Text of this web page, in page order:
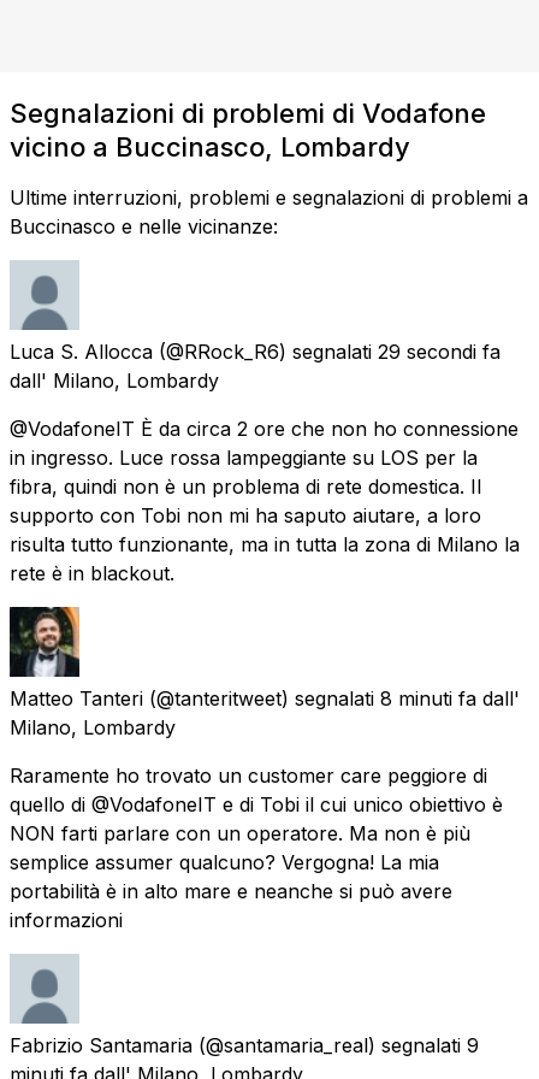
Segnalazioni di problemi di Vodafone
vicino a Buccinasco, Lombardy
Ultime interruzioni, problemi e segnalazioni di problemi a
Buccinasco e nelle vicinanze:
Luca S. Allocca (@RRock_R6) segnalati 29 secondi fa
dall' Milano, Lombardy
@VodafoneIT È da circa 2 ore che non ho connessione
in ingresso. Luce rossa lampeggiante su LOS per la
fibra, quindi non è un problema di rete domestica. Il
supporto con Tobi non mi ha saputo aiutare, a loro
risulta tutto funzionante, ma in tutta la zona di Milano la
rete è in blackout.
Matteo Tanteri (@tanteritweet) segnalati 8 minuti fa dall'
Milano, Lombardy
Raramente ho trovato un customer care peggiore di
quello di @VodafoneIT e di Tobi il cui unico obiettivo è
NON farti parlare con un operatore. Ma non è più
semplice assumer qualcuno? Vergogna! La mia
portabilità è in alto mare e neanche si può avere
informazioni
Fabrizio Santamaria (@santamaria_real) segnalati 9
minuti fa dall' Milano, Lombardy